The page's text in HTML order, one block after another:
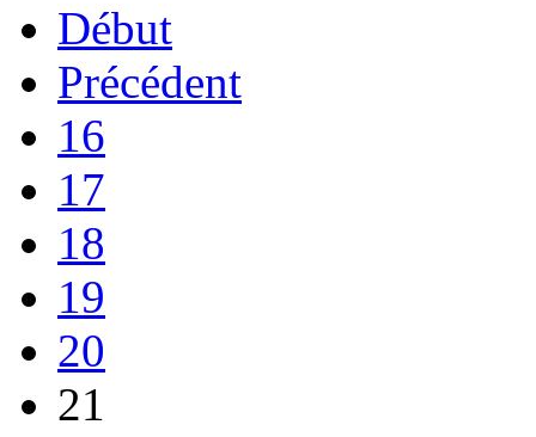
Début
Précédent
16
17
18
19
20
21